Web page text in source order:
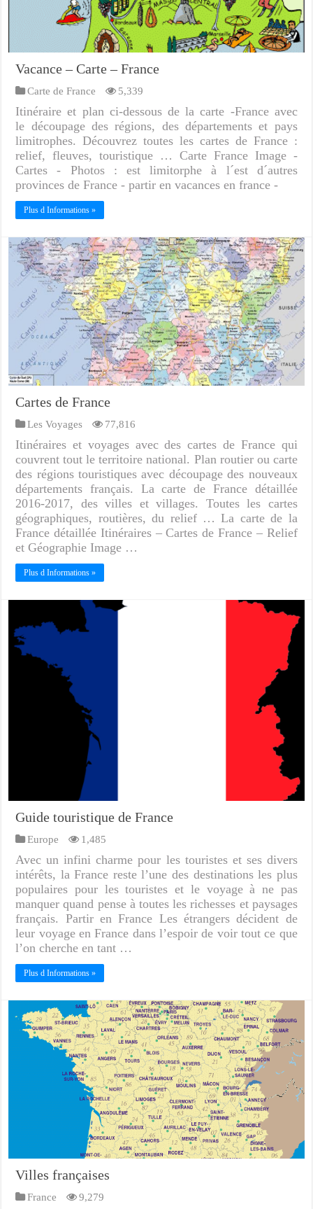
Vacance – Carte – France
Carte de France 5,339
Itinéraire et plan ci-dessous de la carte -France avec
le découpage des régions, des départements et pays
limitrophes. Découvrez toutes les cartes de France :
relief, fleuves, touristique … Carte France Image -
Cartes - Photos : est limitorphe à l´est d´autres
provinces de France - partir en vacances en france -
Plus d Informations »
Cartes de France
Les Voyages 77,816
Itinéraires et voyages avec des cartes de France qui
couvrent tout le territoire national. Plan routier ou carte
des régions touristiques avec découpage des nouveaux
départements français. La carte de France détaillée
2016-2017, des villes et villages. Toutes les cartes
géographiques, routières, du relief … La carte de la
France détaillée Itinéraires – Cartes de France – Relief
et Géographie Image …
Plus d Informations »
Guide touristique de France
Europe 1,485
Avec un infini charme pour les touristes et ses divers
intérêts, la France reste l’une des destinations les plus
populaires pour les touristes et le voyage à ne pas
manquer quand pense à toutes les richesses et paysages
français. Partir en France Les étrangers décident de
leur voyage en France dans l’espoir de voir tout ce que
l’on cherche en tant …
Plus d Informations »
Villes françaises
France 9,279